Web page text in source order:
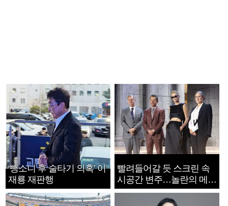
‘뺑소니 후 술타기 의혹’ 이
재룡 재판행
빨려들어갈 듯 스크린 속
시공간 변주…놀란의 메시
지는 ‘전쟁 속죄’